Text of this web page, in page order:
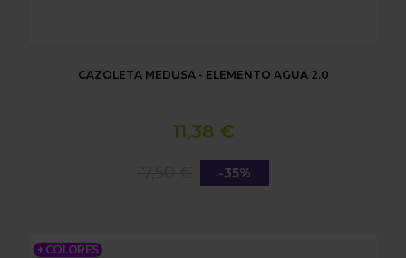
CAZOLETA MEDUSA - ELEMENTO AGUA 2.0
11,38 €
-35%
+ COLORES
CAZOLETA MEDUSA - ELEMENTO NOVO